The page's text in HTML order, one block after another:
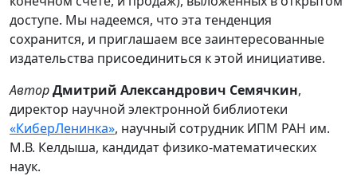
доступе. Мы надеемся, что эта тенденция
сохранится, и приглашаем все заинтересованные
издательства присоединиться к этой инициативе.
АвторДмитрий Александрович Семячкин,
директор научной электронной библиотеки
«КиберЛенинка», научный сотрудник ИПМ РАН им.
М.В. Келдыша, кандидат физико-математических
наук.